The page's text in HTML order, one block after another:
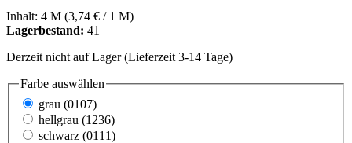
Inhalt: 4 M (3,74 € / 1 M)
Lagerbestand: 41
Derzeit nicht auf Lager (Lieferzeit 3-14 Tage)
Farbe auswählen
grau (0107)
hellgrau (1236)
schwarz (0111)